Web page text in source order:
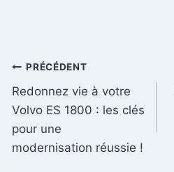
Navigation
de
l’article
PRÉCÉDENT
Redonnez vie à votre
Volvo ES 1800 : les clés
pour une
modernisation réussie !